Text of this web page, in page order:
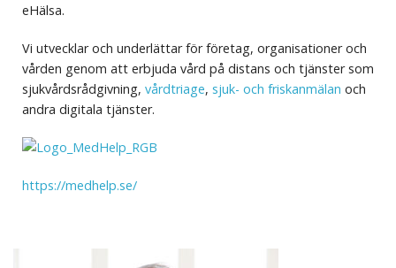
eHälsa.
Vi utvecklar och underlättar för företag, organisationer och
vården genom att erbjuda vård på distans och tjänster som
sjukvårdsrådgivning, vårdtriage, sjuk- och friskanmälan och
andra digitala tjänster.
https://medhelp.se/